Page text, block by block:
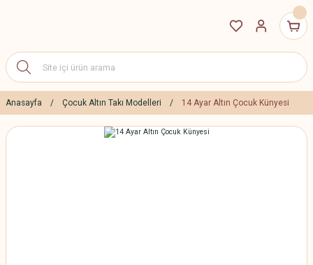
Anasayfa Çocuk Altın Takı Modelleri 14 Ayar Altın Çocuk Künyesi